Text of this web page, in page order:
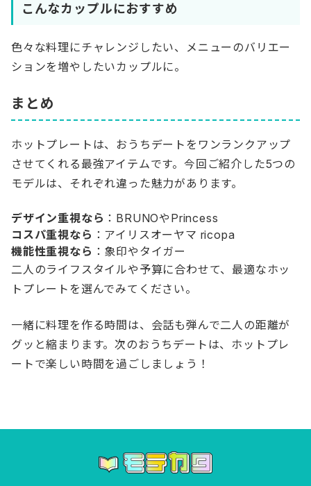
こんなカップルにおすすめ
色々な料理にチャレンジしたい、メニューのバリエー
ションを増やしたいカップルに。
まとめ
ホットプレートは、おうちデートをワンランクアップ
させてくれる最強アイテムです。今回ご紹介した5つの
モデルは、それぞれ違った魅力があります。
デザイン重視なら ：BRUNOやPrincess
コスパ重視なら ：アイリスオーヤマ ricopa
機能性重視なら ：象印やタイガー
二人のライフスタイルや予算に合わせて、最適なホッ
トプレートを選んでみてください。
一緒に料理を作る時間は、会話も弾んで二人の距離が
グッと縮まります。次のおうちデートは、ホットプレ
ートで楽しい時間を過ごしましょう！